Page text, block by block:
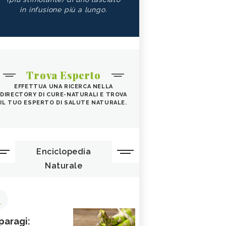
in infusione più a lungo.
Trova Esperto
EFFETTUA UNA RICERCA NELLA
DIRECTORY DI CURE-NATURALI E TROVA
IL TUO ESPERTO DI SALUTE NATURALE.
Enciclopedia
Naturale